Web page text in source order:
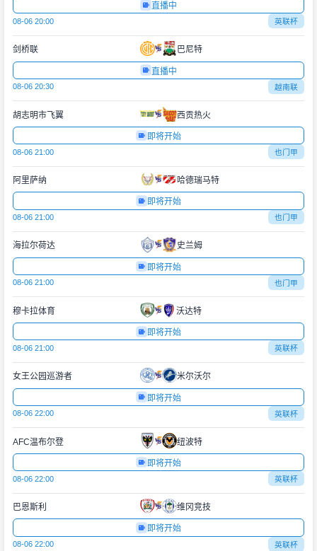
直播中
08-06 20:00 英联杯
剑桥联 巴尼特
直播中
08-06 20:30 越南联
胡志明市飞翼 西贡热火
即将开始
08-06 21:00 也门甲
阿里萨纳 哈德瑞马特
即将开始
08-06 21:00 也门甲
海拉尔荷达 史兰姆
即将开始
08-06 21:00 也门甲
穆卡拉体育 沃达特
即将开始
08-06 21:00 英联杯
女王公园巡游者 米尔沃尔
即将开始
08-06 22:00 英联杯
AFC温布尔登 纽波特
即将开始
08-06 22:00 英联杯
巴恩斯利 维冈竞技
即将开始
08-06 22:00 英联杯